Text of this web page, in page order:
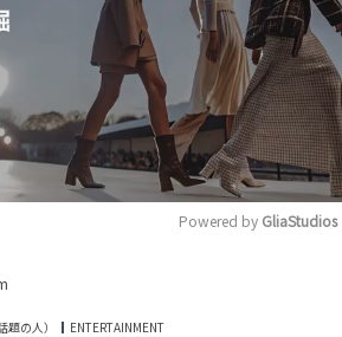
RECOMMEND ARENA TOP
物凄くズレてると思います」とSNSで冷ややかな
話題の人）
LEADERS
Powered by GliaStudios
題の人） ENTERTAINMENT